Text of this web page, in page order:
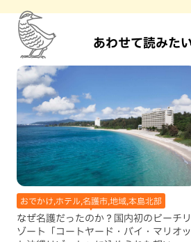
あわせて読みた
おでかけ,ホテル,名護市,地域,本島北部
なぜ名護だったのか？国内初のビーチリ
ゾート「コートヤード・バイ・マリオッ